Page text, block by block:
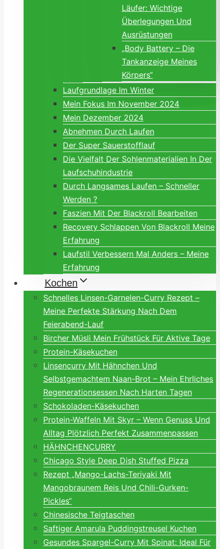
Läufer: Wichtige
Überlegungen Und
Ausrüstungen
„Body Battery – Die
Tankanzeige Meines
Körpers“
Laufgrundlage Im Winter
Mein Fokus Im November 2024
Mein Dezember 2024
Abnehmen Durch Laufen
Der Super Sauerstofflauf
Die Vielfalt Der Sohlenmaterialien In Der
Laufschuhindustrie
Durch Langsames Laufen – Schneller
Werden ?
Faszien Mit Der Blackroll Bearbeiten
Recovery Schlappen Von Blackroll Meine
Erfahrung
Laufstil Verbessern Mal Anders – Meine
Erfahrung
Kochen
Schnelles Linsen-Garnelen-Curry Rezept –
Meine Perfekte Stärkung Nach Dem
Feierabend-Lauf
Bircher Müsli Mein Frühstück Für Aktive Tage
Protein-Käsekuchen
Linsencurry Mit Hähnchen Und
Selbstgemachtem Naan-Brot – Mein Ehrliches
Regenerationsessen Nach Harten Tagen
Schokoladen-Käsekuchen
Protein-Waffeln Mit Skyr – Wenn Genuss Und
Alltag Plötzlich Perfekt Zusammenpassen
HÄHNCHENCURRY
Chicago Style Deep Dish Stuffed Pizza
Rezept „Mango-Lachs-Teriyaki Mit
Mangobraunem Reis Und Chili-Gurken-
Pickles“
Chinesische Teigtaschen
Saftiger Amarula Puddingstreusel Kuchen
Gesundes Spargel-Curry Mit Spinat: Ideal Für